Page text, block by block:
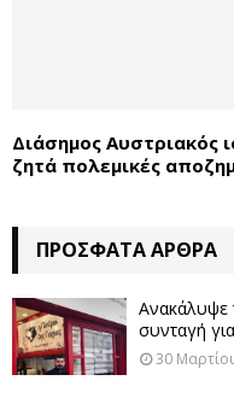
Διάσημος Αυστριακός
ζητά πολεμικές
ΠΡΌΣΦΑΤΑ ΆΡΘΡΑ
Ανακάλυψε
συνταγή
30